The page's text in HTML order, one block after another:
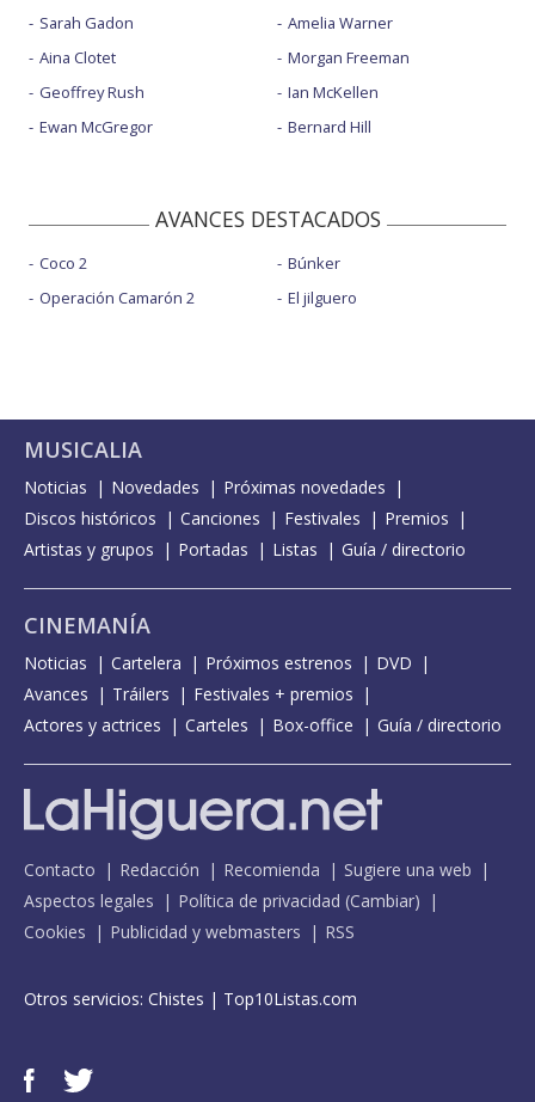
Sarah Gadon
Aina Clotet
Geoffrey Rush
Ewan McGregor
Amelia Warner
Morgan Freeman
Ian McKellen
Bernard Hill
AVANCES DESTACADOS
Coco 2
Operación Camarón 2
Búnker
El jilguero
MUSICALIA
Noticias Novedades
Próximas novedades
Discos históricos
Canciones Festivales
Premios
Artistas y grupos
Portadas Listas Guía / directorio
CINEMANÍA
Noticias Cartelera Próximos estrenos
DVD
Avances
Tráilers
Festivales + premios
Actores y actrices
Carteles Box-office Guía / directorio
Contacto Redacción Recomienda
Sugiere una web
Aspectos legales
Política de privacidad (Cambiar)
Cookies
Publicidad y webmasters RSS
Otros servicios: Chistes | Top10Listas.com